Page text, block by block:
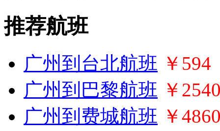
推荐航班
广州到台北航班 ￥594
广州到巴黎航班 ￥
广州到费城航班 ￥